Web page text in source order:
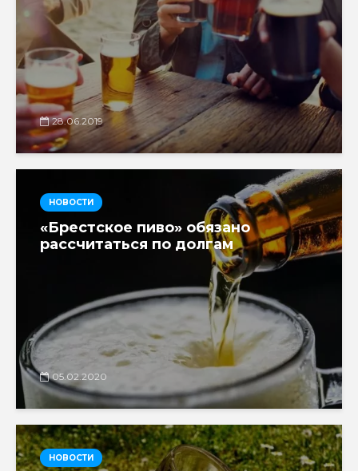
28.06.2019
НОВОСТИ
«Брестское пиво» обязано
рассчитаться по долгам
05.02.2020
НОВОСТИ